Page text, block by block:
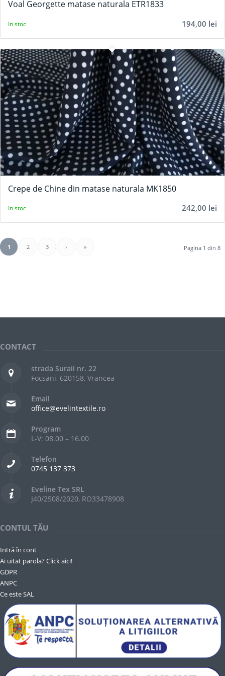
Voal Georgette matase naturala ETR1833
194,00 lei
In stoc
Crepe de Chine din matase naturala MK1850
242,00 lei
In stoc
Pagina 1 din 8
1 2 3 › »
CONTACT
strada Suraii nr. 22
Focsani, 620158, Vrancea
Email
office@evelintextile.ro
Program
L-V: 08.00 – 16.00
Telefon
0745 137 373
Eveline Tex SRL
J40/2508/2020, RO33478908
CONTUL TĂU
Intră în cont
Ai uitat parola? Click aici!
GDPR
ANPC
Ce este SAL